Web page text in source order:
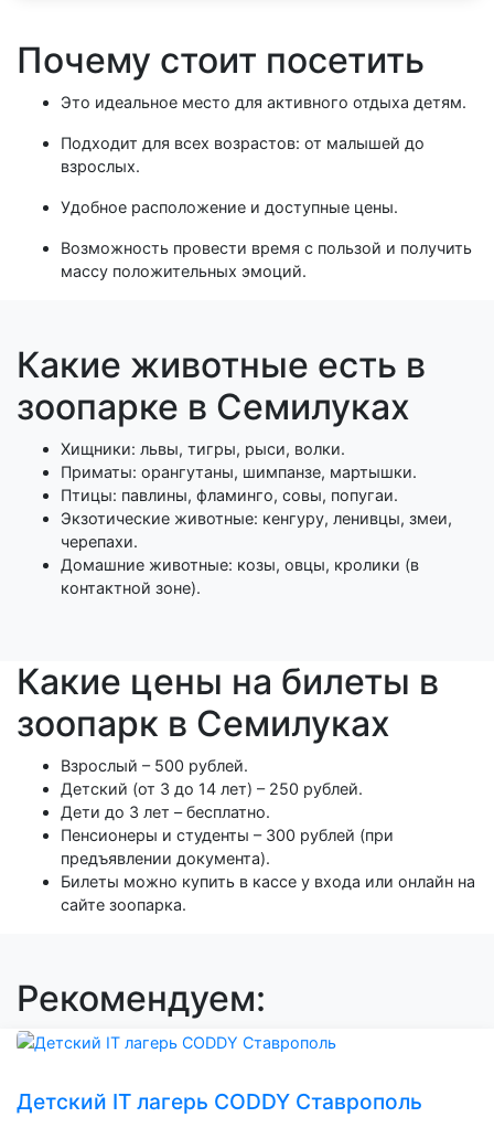
Почему стоит посетить
Это идеальное место для активного отдыха детям.
Подходит для всех возрастов: от малышей до
взрослых.
Удобное расположение и доступные цены.
Возможность провести время с пользой и получить
массу положительных эмоций.
Какие животные есть в
зоопарке в Семилуках
Хищники: львы, тигры, рыси, волки.
Приматы: орангутаны, шимпанзе, мартышки.
Птицы: павлины, фламинго, совы, попугаи.
Экзотические животные: кенгуру, ленивцы, змеи,
черепахи.
Домашние животные: козы, овцы, кролики (в
контактной зоне).
Какие цены на билеты в
зоопарк в Семилуках
Взрослый – 500 рублей.
Детский (от 3 до 14 лет) – 250 рублей.
Дети до 3 лет – бесплатно.
Пенсионеры и студенты – 300 рублей (при
предъявлении документа).
Билеты можно купить в кассе у входа или онлайн на
сайте зоопарка.
Рекомендуем:
Детский IT лагерь CODDY Ставрополь